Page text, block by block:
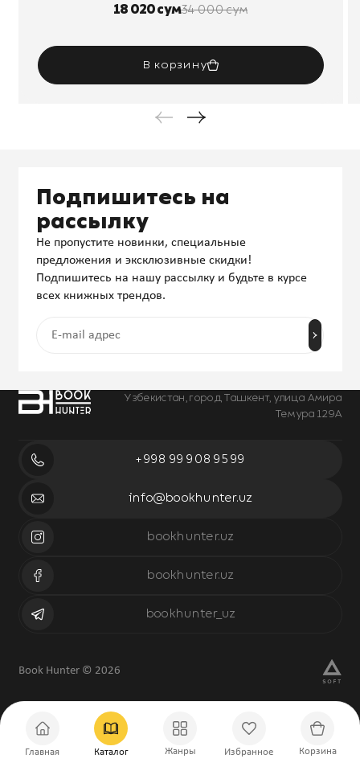
Главная Каталог Жанры Избранное Корзина
18 020 сум34 000 сум
В корзину
Узбекистан, город Ташкент, улица Амира
Темура 129А
+998 99 908 95 99
info@bookhunter.uz
bookhunter.uz
bookhunter.uz
bookhunter_uz
Подпишитесь на
рассылку
Не пропустите новинки, специальные
предложения и эксклюзивные скидки!
Подпишитесь на нашу рассылку и будьте в курсе
всех книжных трендов.
Book Hunter © 2026